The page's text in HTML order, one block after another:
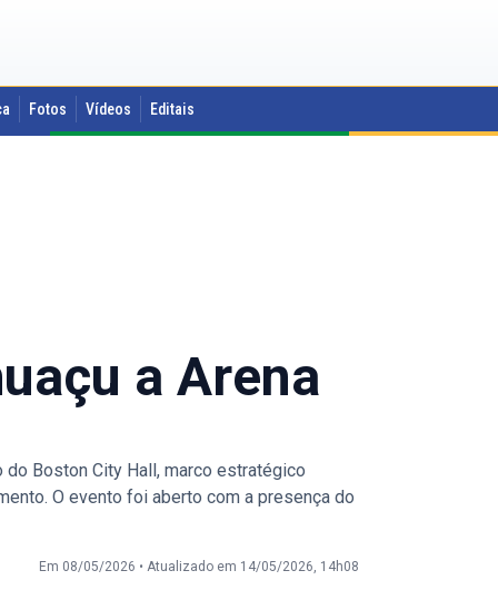
Fotos Vídeos Editais
a Arena
do Boston City Hall, marco estratégico
O evento foi aberto com a presença do
Em 08/05/2026 • Atualizado em 14/05/2026, 14h08